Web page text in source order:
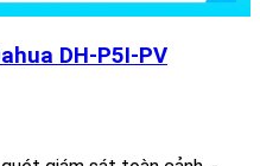
DH-P5I-PV